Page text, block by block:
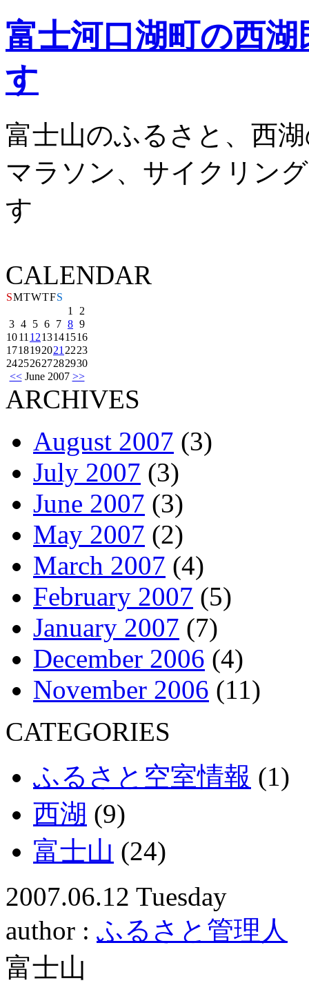
富士河口湖町の西
す
富士山のふるさと、西
マラソン、サイクリン
す
CALENDAR
SMTWTFS
1
2
3 4 5 6 7 8 9
1011 1213141516
1718192021 2223
24252627282930
<<June 2007 >>
ARCHIVES
August 2007 (3)
July 2007 (3)
June 2007 (3)
May 2007 (2)
March 2007 (4)
February 2007 (5)
January 2007 (7)
December 2006 (4)
November 2006 (11)
CATEGORIES
ふるさと空室情報 (1)
西湖 (9)
富士山 (24)
2007.06.12 Tuesday
author : ふるさと管理人
富士山